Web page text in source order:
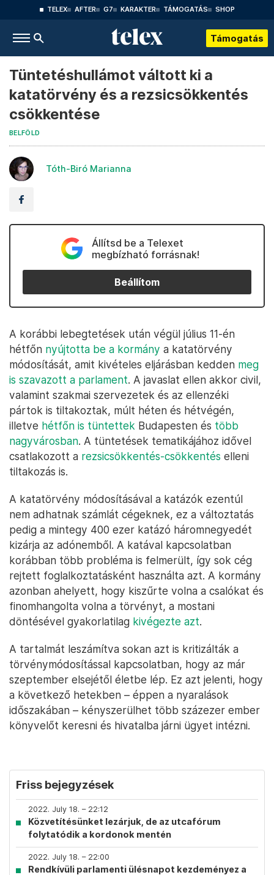
TELEX AFTER G7 KARAKTER TÁMOGATÁS SHOP
Támogatás
Tüntetéshullámot váltott ki a
katatörvény és a rezsicsökkentés
csökkentése
BELFÖLD
Tóth-Biró Marianna
Állítsd be a Telexet
megbízható forrásnak!
Beállítom
A korábbi lebegtetések után végül július 11-én
hétfőn nyújtotta be a kormány a katatörvény
módosítását, amit kivételes eljárásban kedden meg
is szavazott a parlament. A javaslat ellen akkor civil,
valamint szakmai szervezetek és az ellenzéki
pártok is tiltakoztak, múlt héten és hétvégén,
illetve hétfőn is tüntettek Budapesten és több
nagyvárosban. A tüntetések tematikájához idővel
csatlakozott a rezsicsökkentés-csökkentés elleni
tiltakozás is.
A katatörvény módosításával a katázók ezentúl
nem adhatnak számlát cégeknek, ez a változtatás
pedig a mintegy 400 ezer katázó háromnegyedét
kizárja az adónemből. A katával kapcsolatban
korábban több probléma is felmerült, így sok cég
rejtett foglalkoztatásként használta azt. A kormány
azonban ahelyett, hogy kiszűrte volna a csalókat és
finomhangolta volna a törvényt, a mostani
döntésével gyakorlatilag kivégezte azt.
A tartalmát leszámítva sokan azt is kritizálták a
törvénymódosítással kapcsolatban, hogy az már
szeptember elsejétől életbe lép. Ez azt jelenti, hogy
a következő hetekben – éppen a nyaralások
időszakában – kényszerülhet több százezer ember
könyvelőt keresni és hivatalba járni ügyet intézni.
Friss bejegyzések
2022. July 18. – 22:12
Közvetítésünket lezárjuk, de az utcafórum
folytatódik a kordonok mentén
2022. July 18. – 22:00
Rendkívüli parlamenti ülésnapot kezdeményez a